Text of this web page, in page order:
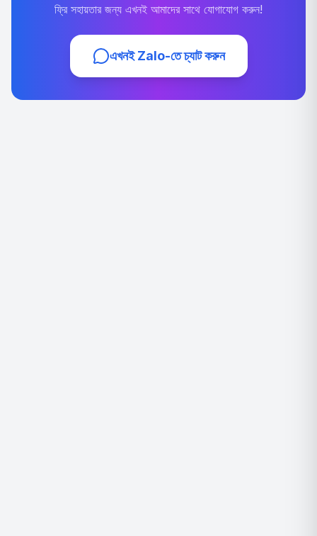
ফ্রি সহায়তার জন্য এখনই আমাদের সাথে যোগাযোগ করুন!
এখনই Zalo-তে চ্যাট করুন